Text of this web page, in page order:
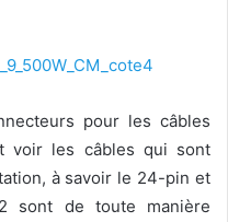
pour les câbles
voir les câbles qui sont
à savoir le 24-pin et
sont de toute manière